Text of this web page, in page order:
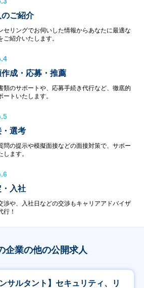
ご紹介
セリングでお伺いした情報からあなたに最適な
ご紹介いたします。
成・応募・推薦
類のサポートや、応募手続き代行など、徹底的
ートいたします。
選考
問の提示や模擬面接などの面接対策で、サポー
します。
・入社
渉や、入社日などの交渉もキャリアアドバイザ
行！
企業の他の公開求人
サルタント】セキュリティ、リ